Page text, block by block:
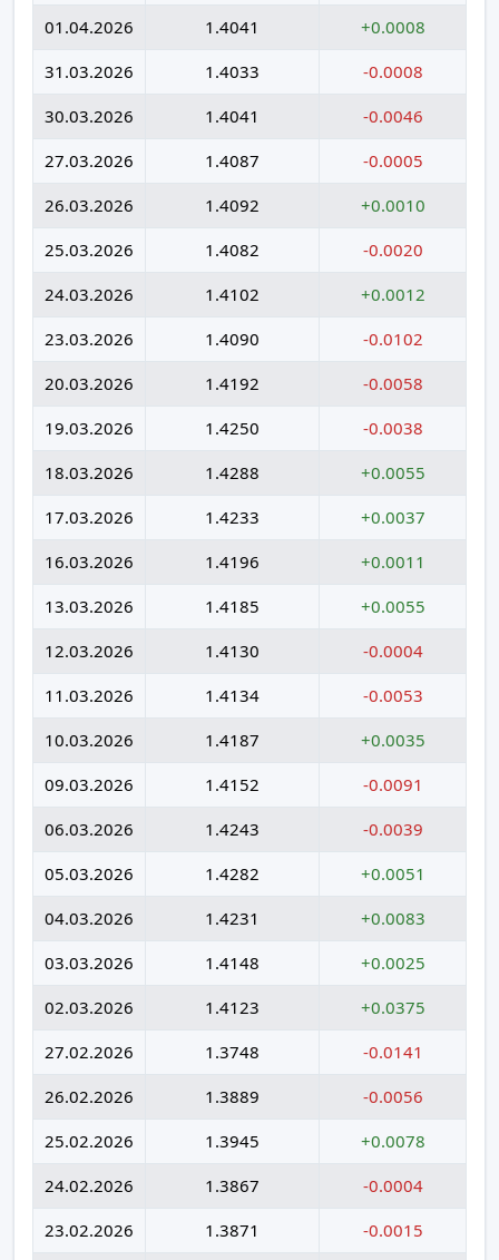
01.04.2026 1.4041
+0.0008
31.03.2026
1.4033
-0.0008
30.03.2026
1.4041
-0.0046
27.03.2026
1.4087
-0.0005
26.03.2026
1.4092
+0.0010
25.03.2026
1.4082
-0.0020
24.03.2026
1.4102
+0.0012
23.03.2026
1.4090
-0.0102
20.03.2026
1.4192
-0.0058
19.03.2026
1.4250
-0.0038
18.03.2026
1.4288
+0.0055
17.03.2026
1.4233
+0.0037
16.03.2026
1.4196
+0.0011
13.03.2026
1.4185
+0.0055
12.03.2026
1.4130
-0.0004
11.03.2026
1.4134
-0.0053
10.03.2026
1.4187
+0.0035
09.03.2026
1.4152
-0.0091
06.03.2026
1.4243
-0.0039
05.03.2026
1.4282
+0.0051
04.03.2026
1.4231
+0.0083
03.03.2026
1.4148
+0.0025
02.03.2026
1.4123
+0.0375
27.02.2026
1.3748
-0.0141
26.02.2026
1.3889
-0.0056
25.02.2026
1.3945
+0.0078
24.02.2026
1.3867
-0.0004
23.02.2026
1.3871
-0.0015